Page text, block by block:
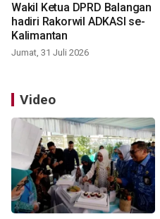
Wakil Ketua DPRD Balangan
hadiri Rakorwil ADKASI se-
Kalimantan
Jumat, 31 Juli 2026
Video